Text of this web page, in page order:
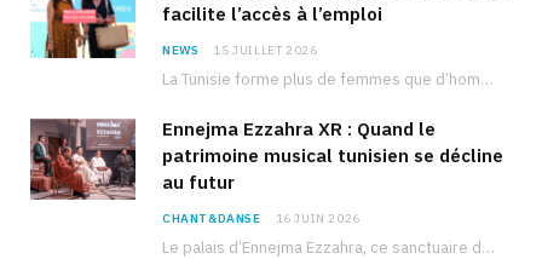
facilite l’accès à l’emploi
NEWS 15 JUILLET 2026
La Tunisie forme plus de femmes que d’hommes dans les filières scientifiques. Pourtant, pour beaucoup…
Ennejma Ezzahra XR : Quand le
patrimoine musical tunisien se décline
au futur
CHANT&DANSE 16 JUIN 2026
Le palais d’Ennejma Ezzahra, ce sanctuaire de la musique tunisienne et méditerranéenne construit par le…